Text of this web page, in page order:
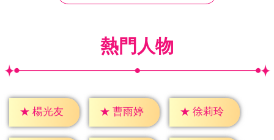
熱門人物
★ 楊光友 ★ 曹雨婷 ★ 徐莉玲